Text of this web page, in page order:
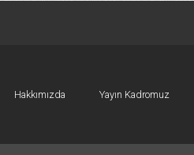
Hakkımızda Yayın Kadromuz